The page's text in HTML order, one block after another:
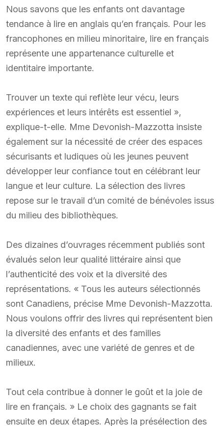
Nous savons que les enfants ont davantage
tendance à lire en anglais qu’en français. Pour les
francophones en milieu minoritaire, lire en français
représente une appartenance culturelle et
identitaire importante.
Trouver un texte qui reflète leur vécu, leurs
expériences et leurs intérêts est essentiel »,
explique-t-elle. Mme Devonish-Mazzotta insiste
également sur la nécessité de créer des espaces
sécurisants et ludiques où les jeunes peuvent
développer leur confiance tout en célébrant leur
langue et leur culture. La sélection des livres
repose sur le travail d’un comité de bénévoles issus
du milieu des bibliothèques.
Des dizaines d’ouvrages récemment publiés sont
évalués selon leur qualité littéraire ainsi que
l’authenticité des voix et la diversité des
représentations. « Tous les auteurs sélectionnés
sont Canadiens, précise Mme Devonish-Mazzotta.
Nous voulons offrir des livres qui représentent bien
la diversité des enfants et des familles
canadiennes, avec une variété de genres et de
milieux.
Tout cela contribue à donner le goût et la joie de
lire en français. » Le choix des gagnants se fait
ensuite en deux étapes. Après la présélection des